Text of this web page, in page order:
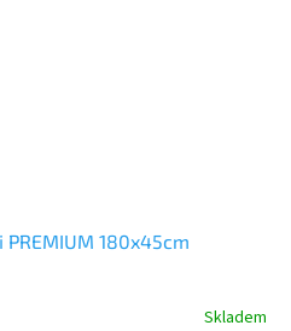
180x45cm
Skladem